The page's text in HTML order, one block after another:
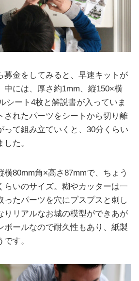
募金をしてみると、早速キットが
中には、厚さ約1mm、縦150×横
シート4枚と解説書が入っていま
されたパーツをシートから切り離
って組み立ていくと、30分くらい
た。
横80mm角×高さ87mmで、ちょう
らいのサイズ。糊やカッターは一
ったパーツを穴にプスプスと刺し
りリアルなお城の模型ができあが
ボールなので耐久性もあり、紙製
す。